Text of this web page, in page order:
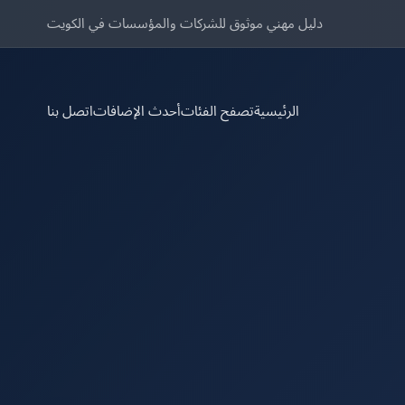
دليل مهني موثوق للشركات والمؤسسات في الكويت
الرئيسيةتصفح الفئاتأحدث الإضافاتاتصل بنا